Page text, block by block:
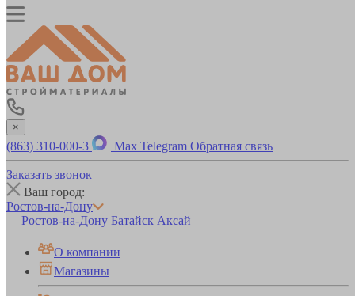
×
(863) 310-000-3 Max Telegram Обратная связь
Заказать звонок
Ваш город:
Ростов-на-Дону
Ростов-на-Дону Батайск Аксай
О компании
Магазины